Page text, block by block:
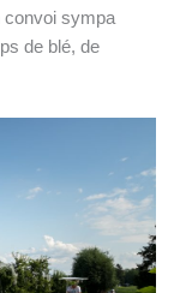
convoi sympa
de blé, de